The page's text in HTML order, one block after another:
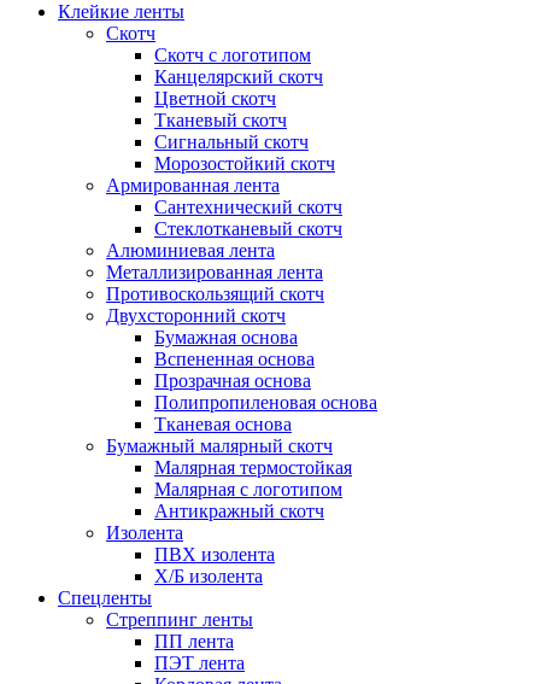
Клейкие ленты
Скотч
Скотч с логотипом
Канцелярский скотч
Цветной скотч
Тканевый скотч
Сигнальный скотч
Морозостойкий скотч
Армированная лента
Сантехнический скотч
Стеклотканевый скотч
Алюминиевая лента
Металлизированная лента
Противоскользящий скотч
Двухсторонний скотч
Бумажная основа
Вспененная основа
Прозрачная основа
Полипропиленовая основа
Тканевая основа
Бумажный малярный скотч
Малярная термостойкая
Малярная с логотипом
Антикражный скотч
Изолента
ПВХ изолента
Х/Б изолента
Спецленты
Стреппинг ленты
ПП лента
ПЭТ лента